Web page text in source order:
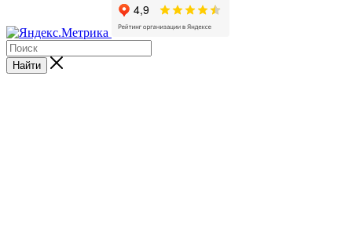
Найти